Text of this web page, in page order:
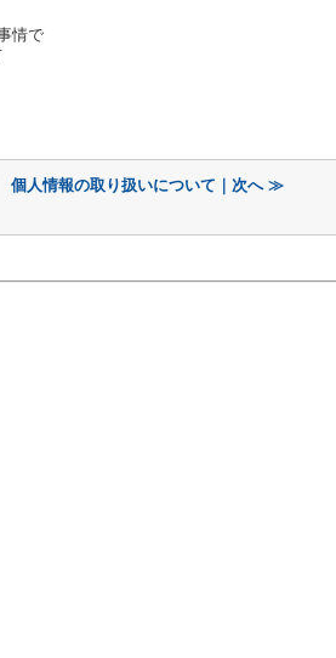
情で
個人情報の取り扱いについて｜次へ ≫